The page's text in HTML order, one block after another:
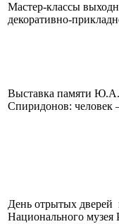
Мастер-классы
декоративно-
Выставка памяти
Спиридонов: человек
День отрытых дверей
Национального музея